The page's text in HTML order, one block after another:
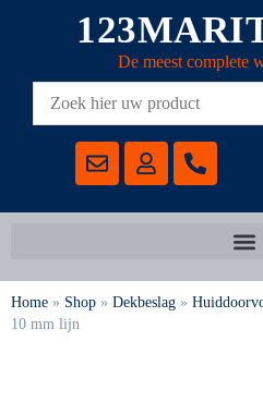
De meest complete
Home » Shop » Dekbeslag »
10 mm lijn